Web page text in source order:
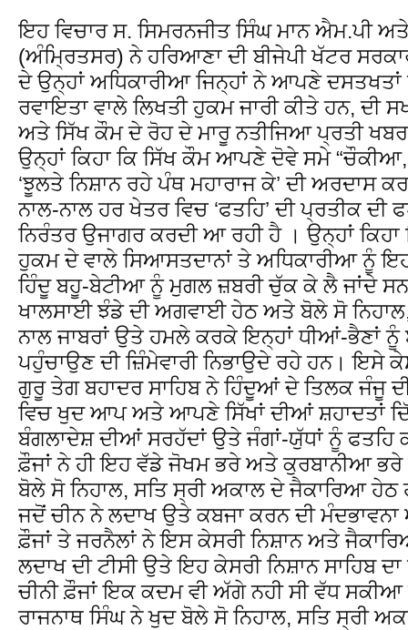
ਇਹ ਵਿਚਾਰ ਸ. ਸਿਮਰਨਜੀਤ ਸਿੰਘ ਮਾਨ ਐਮ.ਪੀ
(ਅੰਮ੍ਰਿਤਸਰ) ਨੇ ਹਰਿਆਣਾ ਦੀ ਬੀਜੇਪੀ ਖੱਟਰ
ਦੇ ਉਨ੍ਹਾਂ ਅਧਿਕਾਰੀਆ ਜਿਨ੍ਹਾਂ ਨੇ ਆਪਣੇ ਦਸਤਖਤਾਂ
ਰਵਾਇਤਾ ਵਾਲੇ ਲਿਖਤੀ ਹੁਕਮ ਜਾਰੀ ਕੀਤੇ ਹਨ, ਦੀ
ਅਤੇ ਸਿੱਖ ਕੌਮ ਦੇ ਰੋਹ ਦੇ ਮਾਰੂ ਨਤੀਜਿਆ ਪ੍ਰਤੀ
ਉਨ੍ਹਾਂ ਕਿਹਾ ਕਿ ਸਿੱਖ ਕੌਮ ਆਪਣੇ ਦੋਵੇ ਸਮੇ
‘ਝੂਲਤੇ ਨਿਸ਼ਾਨ ਰਹੇ ਪੰਥ ਮਹਾਰਾਜ ਕੇ’ ਦੀ ਅਰਦਾਸ
ਨਾਲ-ਨਾਲ ਹਰ ਖੇਤਰ ਵਿਚ ‘ਫਤਹਿ’ ਦੀ ਪ੍ਰਤੀਕ ਦੀ
ਨਿਰੰਤਰ ਉਜਾਗਰ ਕਰਦੀ ਆ ਰਹੀ ਹੈ । ਉਨ੍ਹਾਂ ਕਿਹਾ
ਹੁਕਮ ਦੇ ਵਾਲੇ ਸਿਆਸਤਦਾਨਾਂ ਤੇ ਅਧਿਕਾਰੀਆ ਨੂੰ
ਹਿੰਦੂ ਬਹੂ-ਬੇਟੀਆ ਨੂੰ ਮੁਗਲ ਜ਼ਬਰੀ ਚੁੱਕ ਕੇ ਲੈ ਜਾਂਦੇ
ਖਾਲਸਾਈ ਝੰਡੇ ਦੀ ਅਗਵਾਈ ਹੇਠ ਅਤੇ ਬੋਲੇ ਸੋ
ਨਾਲ ਜਾਬਰਾਂ ਉਤੇ ਹਮਲੇ ਕਰਕੇ ਇਨ੍ਹਾਂ ਧੀਆਂ-ਭੈਣਾਂ
ਪਹੁੰਚਾਉਣ ਦੀ ਜ਼ਿੰਮੇਵਾਰੀ ਨਿਭਾਉਦੇ ਰਹੇ ਹਨ। ਇਸੇ
ਗੁਰੂ ਤੇਗ ਬਹਾਦਰ ਸਾਹਿਬ ਨੇ ਹਿੰਦੂਆਂ ਦੇ ਤਿਲਕ ਜੰਜੂ
ਵਿਚ ਖੁਦ ਆਪ ਅਤੇ ਆਪਣੇ ਸਿੱਖਾਂ ਦੀਆਂ ਸ਼ਹਾਦਤਾਂ
ਬੰਗਲਾਦੇਸ਼ ਦੀਆਂ ਸਰਹੱਦਾਂ ਉਤੇ ਜੰਗਾਂ-ਯੁੱਧਾਂ ਨੂੰ ਫਤਹਿ
ਫ਼ੌਜਾਂ ਨੇ ਹੀ ਇਹ ਵੱਡੇ ਜੋਖਮ ਭਰੇ ਅਤੇ ਕੁਰਬਾਨੀਆ
ਬੋਲੇ ਸੋ ਨਿਹਾਲ, ਸਤਿ ਸ੍ਰੀ ਅਕਾਲ ਦੇ ਜੈਕਾਰਿਆ ਹੇਠ
ਜਦੋਂ ਚੀਨ ਨੇ ਲਦਾਖ ਉਤੇ ਕਬਜਾ ਕਰਨ ਦੀ ਮੰਦਭਾਵਨਾ
ਫ਼ੌਜਾਂ ਤੇ ਜਰਨੈਲਾਂ ਨੇ ਇਸ ਕੇਸਰੀ ਨਿਸ਼ਾਨ ਅਤੇ
ਲਦਾਖ ਦੀ ਟੀਸੀ ਉਤੇ ਇਹ ਕੇਸਰੀ ਨਿਸ਼ਾਨ ਸਾਹਿਬ
ਚੀਨੀ ਫ਼ੌਜਾਂ ਇਕ ਕਦਮ ਵੀ ਅੱਗੇ ਨਹੀ ਸੀ ਵੱਧ
ਰਾਜਨਾਥ ਸਿੰਘ ਨੇ ਖੁਦ ਬੋਲੇ ਸੋ ਨਿਹਾਲ, ਸਤਿ ਸ੍ਰੀ